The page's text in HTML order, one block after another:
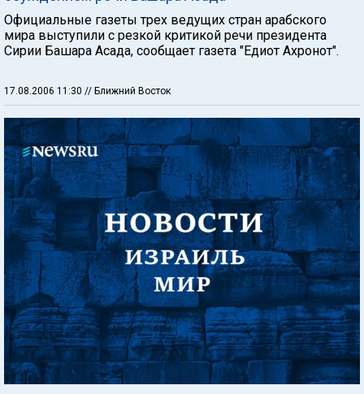
Официальные газеты трех ведущих стран арабского
мира выступили с резкой критикой речи президента
Сирии Башара Асада, сообщает газета "Едиот Ахронот".
17.08.2006 11:30 // Ближний Восток